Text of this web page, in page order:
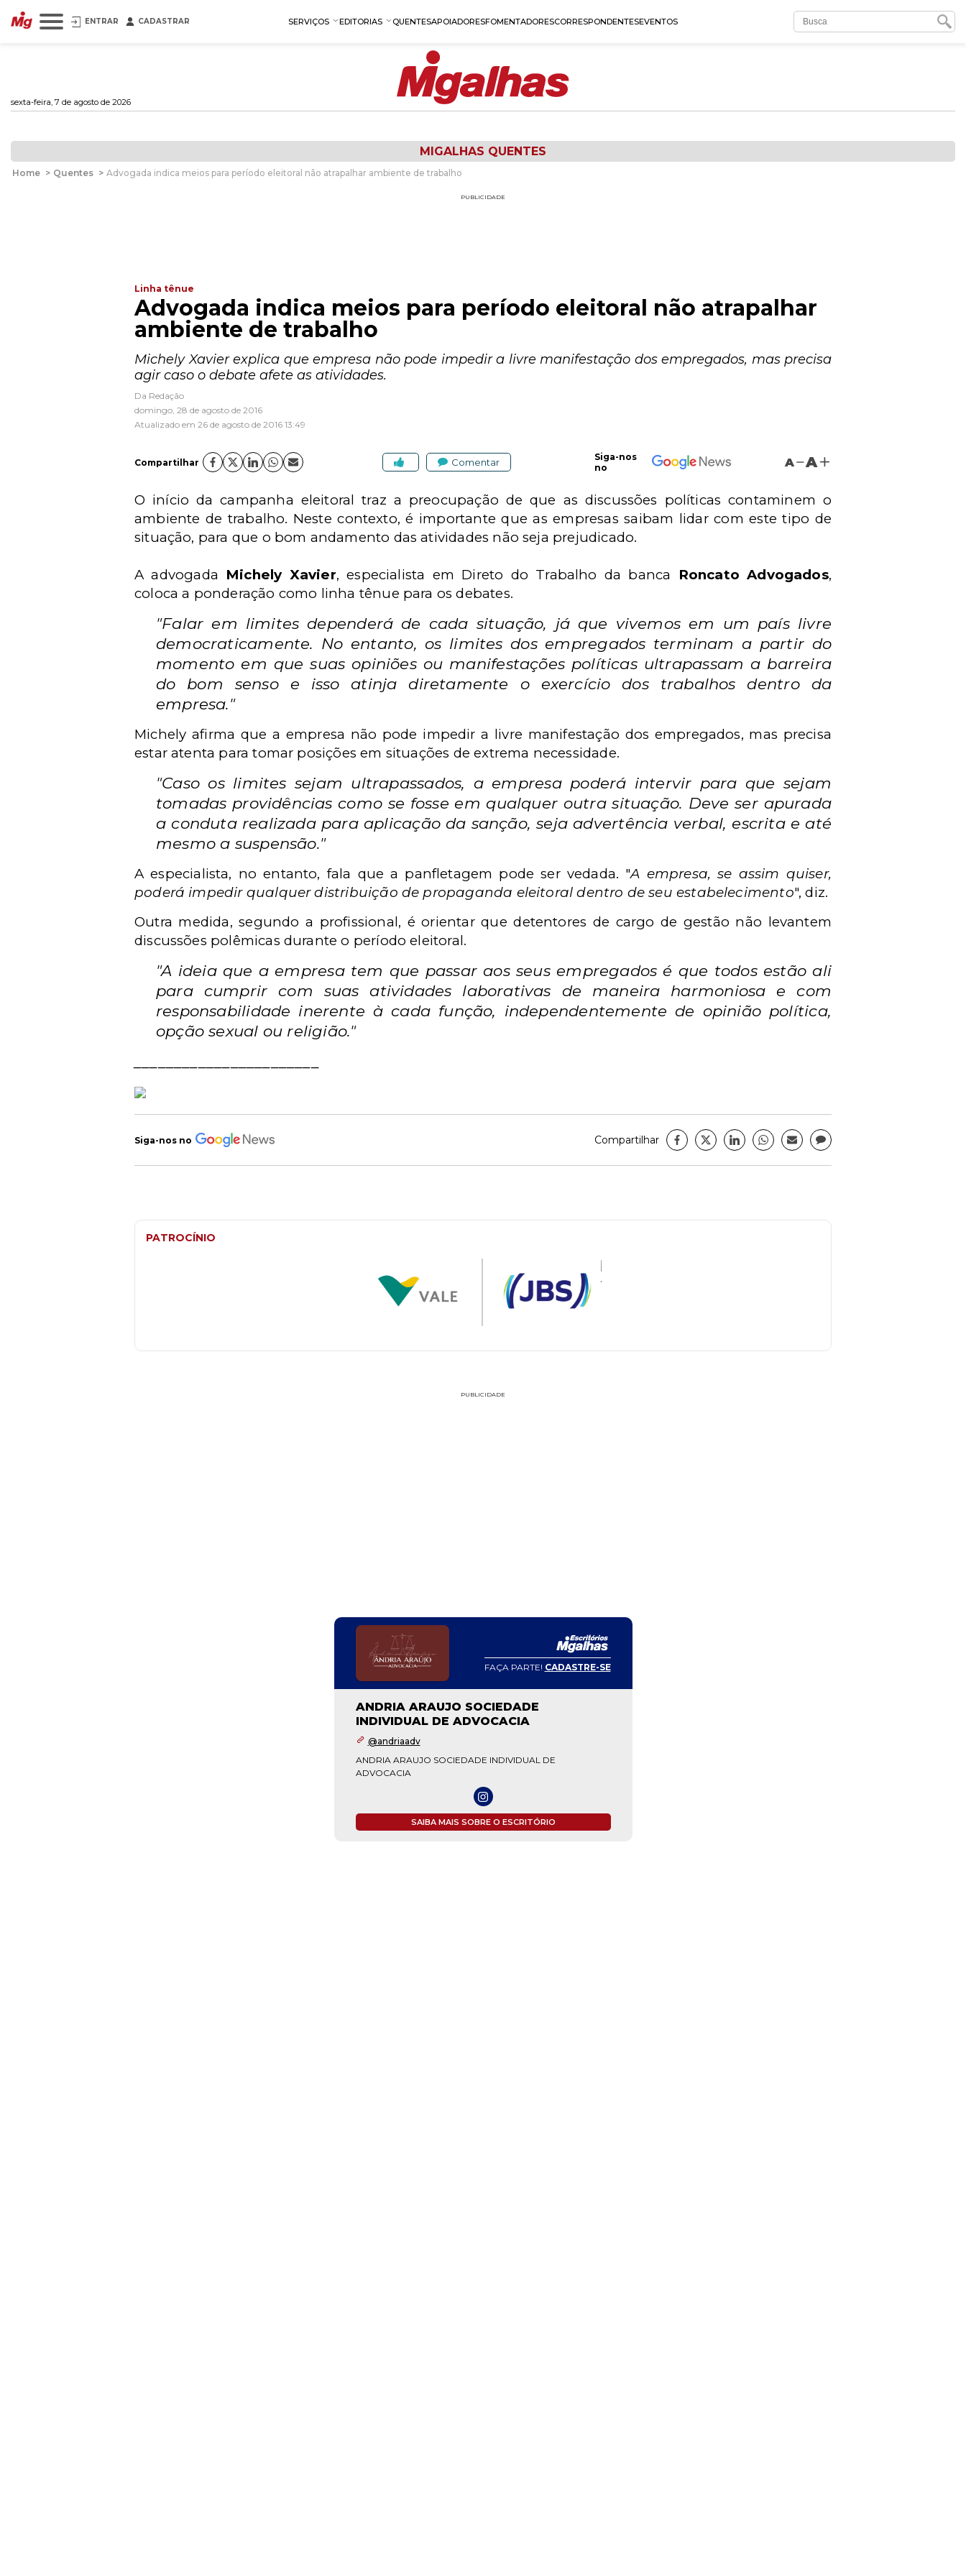
ENTRAR CADASTRAR SERVIÇOS EDITORIAS QUENTESAPOIADORESFOMENTADORESCORRESPONDENTESEVENTOS
sexta-feira, 7 de agosto de 2026
MIGALHAS QUENTES
Home > Quentes > Advogada indica meios para período eleitoral não atrapalhar ambiente de trabalho
PUBLICIDADE
Linha tênue
Advogada indica meios para período eleitoral não atrapalhar
ambiente de trabalho
Michely Xavier explica que empresa não pode impedir a livre manifestação dos empregados, mas precisa
agir caso o debate afete as atividades.
Da Redação
domingo, 28 de agosto de 2016
Atualizado em 26 de agosto de 2016 13:49
Compartilhar Comentar
Siga-nos
no
A A
O início da campanha eleitoral traz a preocupação de que as discussões políticas contaminem o
ambiente de trabalho. Neste contexto, é importante que as empresas saibam lidar com este tipo de
situação, para que o bom andamento das atividades não seja prejudicado.
A advogada Michely Xavier, especialista em Direto do Trabalho da banca Roncato Advogados,
coloca a ponderação como linha tênue para os debates.
"Falar em limites dependerá de cada situação, já que vivemos em um país livre
democraticamente. No entanto, os limites dos empregados terminam a partir do
momento em que suas opiniões ou manifestações políticas ultrapassam a barreira
do bom senso e isso atinja diretamente o exercício dos trabalhos dentro da
empresa."
Michely afirma que a empresa não pode impedir a livre manifestação dos empregados, mas precisa
estar atenta para tomar posições em situações de extrema necessidade.
"Caso os limites sejam ultrapassados, a empresa poderá intervir para que sejam
tomadas providências como se fosse em qualquer outra situação. Deve ser apurada
a conduta realizada para aplicação da sanção, seja advertência verbal, escrita e até
mesmo a suspensão."
A especialista, no entanto, fala que a panfletagem pode ser vedada. "A empresa, se assim quiser,
poderá impedir qualquer distribuição de propaganda eleitoral dentro de seu estabelecimento", diz.
Outra medida, segundo a profissional, é orientar que detentores de cargo de gestão não levantem
discussões polêmicas durante o período eleitoral.
"A ideia que a empresa tem que passar aos seus empregados é que todos estão ali
para cumprir com suas atividades laborativas de maneira harmoniosa e com
responsabilidade inerente à cada função, independentemente de opinião política,
opção sexual ou religião."
Siga-nos no Compartilhar
PATROCÍNIO
PUBLICIDADE
FAÇA PARTE! CADASTRE-SE
ANDRIA ARAUJO SOCIEDADE
INDIVIDUAL DE ADVOCACIA
@andriaadv
ANDRIA ARAUJO SOCIEDADE INDIVIDUAL DE
ADVOCACIA
SAIBA MAIS SOBRE O ESCRITÓRIO